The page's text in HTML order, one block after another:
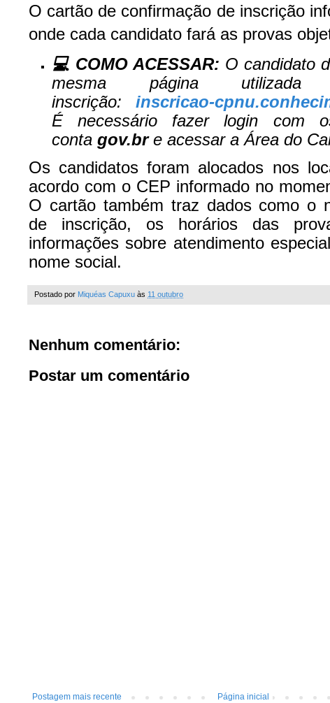
O cartão de confirmação de inscrição
onde cada candidato fará as provas
💻 COMO ACESSAR: O candidato
mesma página
inscrição: inscricao-
É necessário fazer login com
conta gov.bre acessar a Área do
Os candidatos foram alocados nos
acordo com o CEP informado no
O cartão também traz dados como o
de inscrição, os horários das
informações sobre atendimento
nome social.
Postado por Miquéas Capuxu às 11 outubro
Nenhum comentário:
Postar um comentário
Postagem mais recente Página inicial